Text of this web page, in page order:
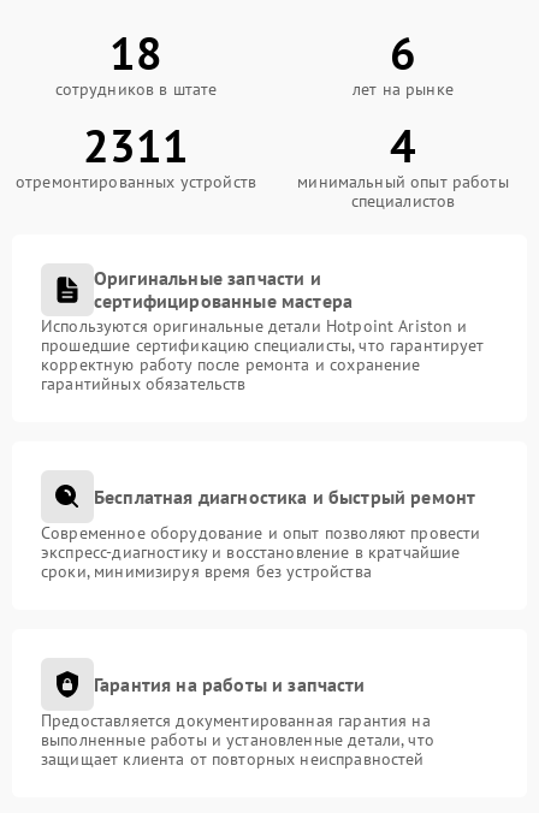
18
сотрудников в штате
6
лет на рынке
2311
отремонтированных устройств
4
минимальный опыт работы
специалистов
Оригинальные запчасти и
сертифицированные мастера
Используются оригинальные детали Hotpoint Ariston и
прошедшие сертификацию специалисты, что гарантирует
корректную работу после ремонта и сохранение
гарантийных обязательств
Бесплатная диагностика и быстрый ремонт
Современное оборудование и опыт позволяют провести
экспресс-диагностику и восстановление в кратчайшие
сроки, минимизируя время без устройства
Гарантия на работы и запчасти
Предоставляется документированная гарантия на
выполненные работы и установленные детали, что
защищает клиента от повторных неисправностей